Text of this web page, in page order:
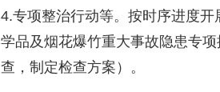
4.专项整治行动等。按时序进度
学品及烟花爆竹重大事故隐患专
查，制定检查方案）。